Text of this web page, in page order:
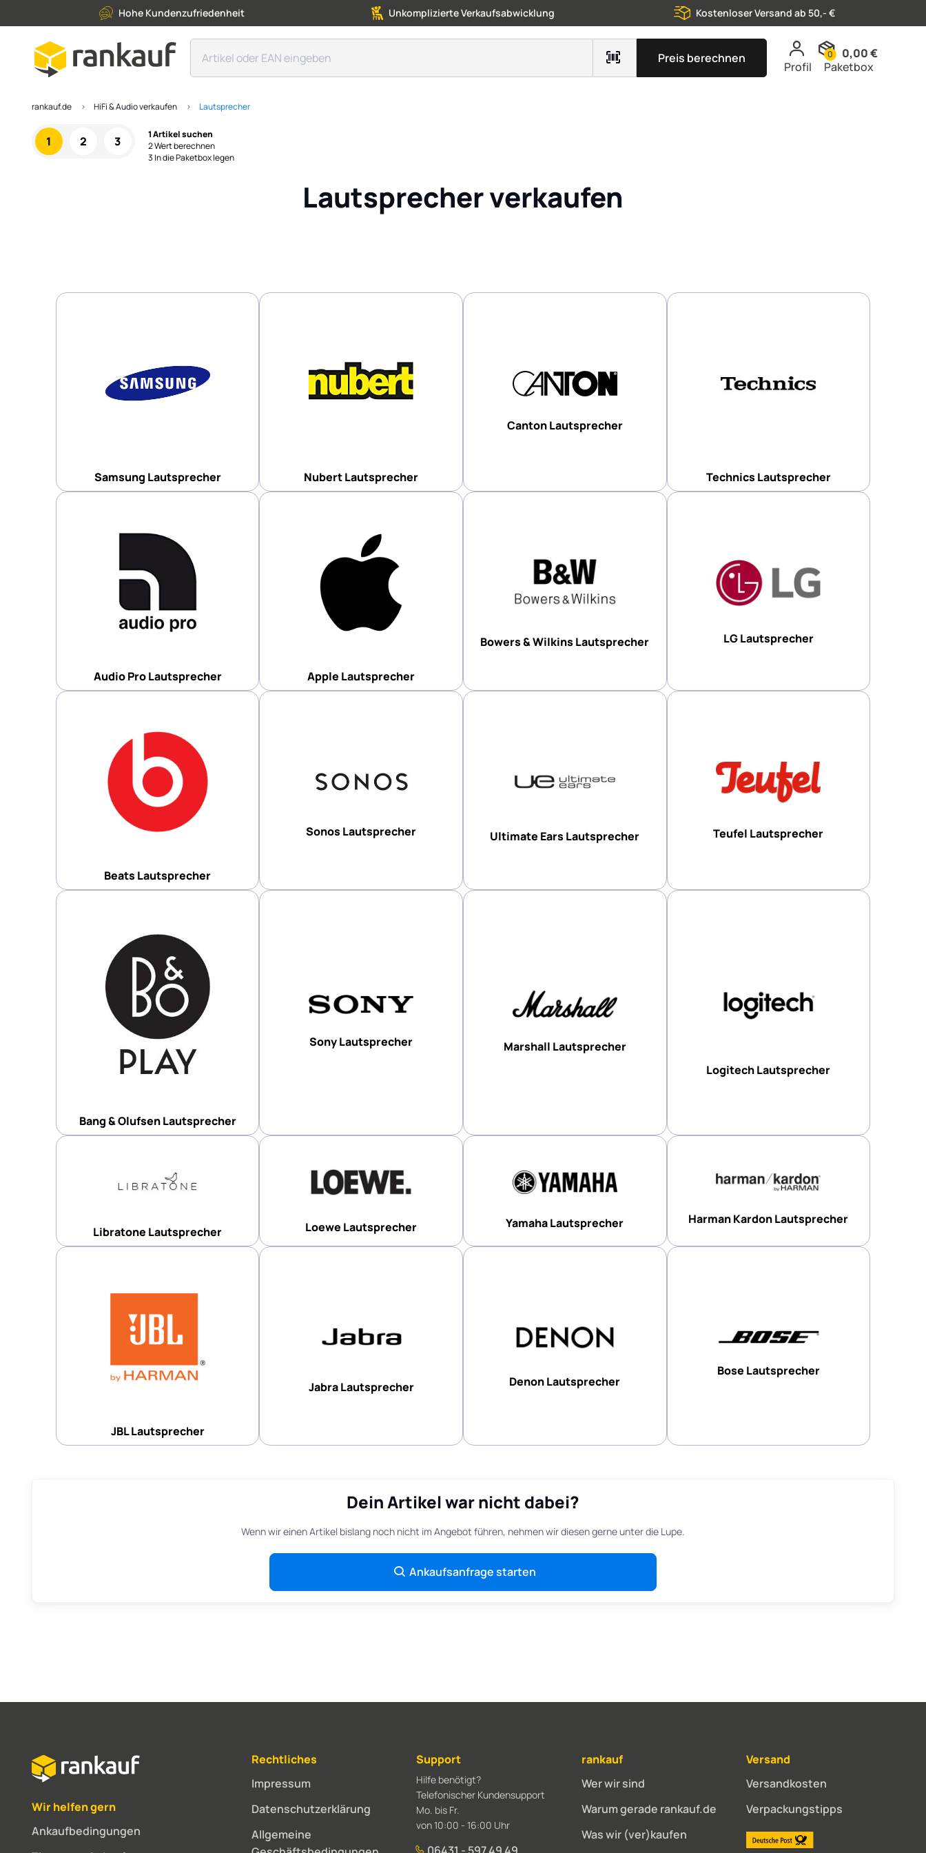
Hohe Kundenzufriedenheit Unkomplizierte Verkaufsabwicklung Kostenloser Versand ab 50,- €
Preis berechnen
Profil
0
0,00 €
Paketbox
rankauf.de HiFi & Audio verkaufen Lautsprecher
1 2 3
1 Artikel suchen
2 Wert berechnen
3 In die Paketbox legen
Lautsprecher verkaufen
Samsung Lautsprecher Nubert Lautsprecher
Canton Lautsprecher
Technics Lautsprecher
Audio Pro Lautsprecher Apple Lautsprecher
Bowers & Wilkins Lautsprecher LG Lautsprecher
Beats Lautsprecher
Sonos Lautsprecher Ultimate Ears Lautsprecher Teufel Lautsprecher
Bang & Olufsen Lautsprecher
Sony Lautsprecher
Marshall Lautsprecher
Logitech Lautsprecher
Libratone Lautsprecher Loewe Lautsprecher Yamaha Lautsprecher Harman Kardon Lautsprecher
JBL Lautsprecher
Jabra Lautsprecher Denon Lautsprecher
Bose Lautsprecher
Dein Artikel war nicht dabei?
Wenn wir einen Artikel bislang noch nicht im Angebot führen, nehmen wir diesen gerne unter die Lupe.
Ankaufsanfrage starten
Wir helfen gern
Ankaufbedingungen
Rechtliches
Impressum
Datenschutzerklärung
Allgemeine
Support
Hilfe benötigt?
Telefonischer Kundensupport
Mo. bis Fr.
von 10:00 - 16:00 Uhr
06431 - 597 49 49
rankauf
Wer wir sind
Warum gerade rankauf.de
Was wir (ver)kaufen
Versand
Versandkosten
Verpackungstipps